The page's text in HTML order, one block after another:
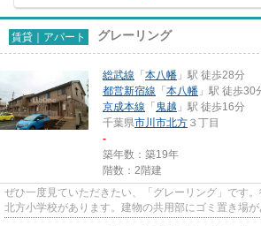
賃貸｜アパート グレーリング
総武線 「 本八幡 」駅 徒歩28分
都営新宿線 「 本八幡 」駅 徒歩30
京成本線 「 鬼越 」駅 徒歩16分
千葉県市川市北方 ３丁目
-
築年数：築19年
階数：2階建
ぜひ一度見ていただきたい、「グレーリング」です
北方小学校があります。建物の共用部にゴミ置き場